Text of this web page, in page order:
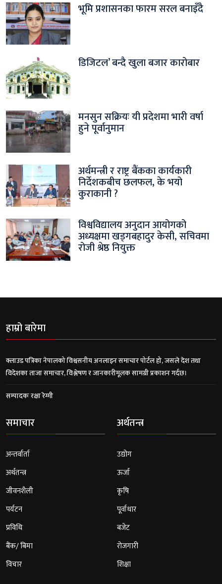
भूमि प्रशासनका फारम सरल बनाइँदै
डिजिटल’ बन्दै खुला बजार कारोबार
मनसुन सक्रियः यी प्रदेशमा भारी वर्षा
हुने पूर्वानुमान
अर्थमन्त्री र राष्ट्र बैंकका कार्यकारी
निर्देशकबीच छलफल, के भयो
कुराकानी ?
विश्वविद्यालय अनुदान आयोगको
अध्यक्षमा खड्गबहादुर केसी, सचिवमा
रोजी श्रेष्ठ नियुक्त
हाम्रो बारेमा
क्लाउड पत्रिका नेपालको विश्वसनीय अनलाइन समाचार पोर्टल हो, जसले देश तथा
विदेशका ताजा समाचार, विश्लेषण र जानकारीमूलक सामग्री प्रकाशन गर्दछ।
सम्पादकः रक्षा रेग्मी
समाचार
अन्तर्वार्ता
अर्थतन्त्र
जीवनशैली
पर्यटन
प्रविधि
बैंक/ बिमा
विचार
अर्थतन्त्र
उद्योग
ऊर्जा
कृषि
पूर्वाधार
बजेट
रोजगारी
शिक्षा